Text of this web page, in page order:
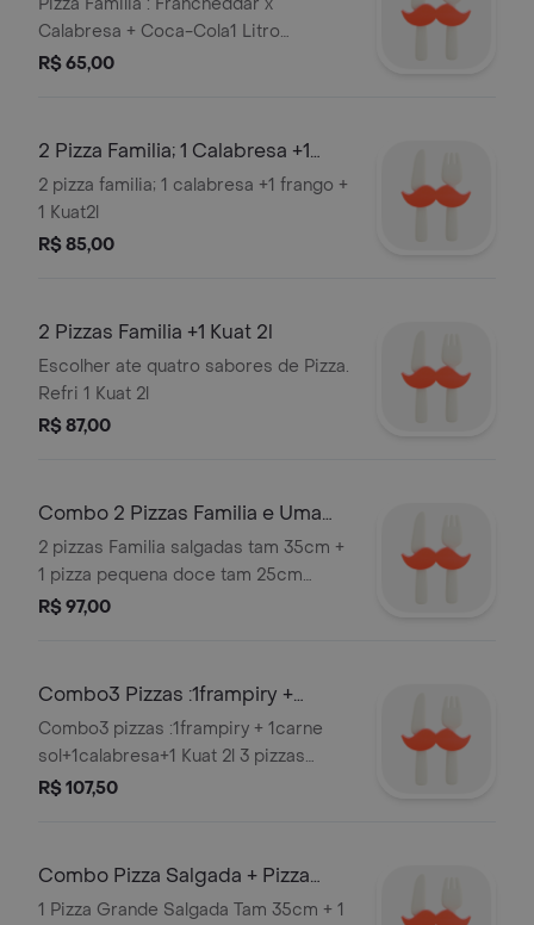
Calabresa + Coca-Cola1 Litro
Tamanho 35cm
R$ 65,00
2 Pizza Familia; 1 Calabresa +1
Frango + 1 Kuat2l
2 pizza familia; 1 calabresa +1 frango +
1 Kuat2l
R$ 85,00
2 Pizzas Familia +1 Kuat 2l
Escolher ate quatro sabores de Pizza.
Refri 1 Kuat 2l
R$ 87,00
Combo 2 Pizzas Familia e Uma
Pequena Doce+Refri 2l
2 pizzas Familia salgadas tam 35cm +
1 pizza pequena doce tam 25cm
Serve 3 pessoas
R$ 97,00
Combo3 Pizzas :1frampiry +
1carne Sol+1calabresa+1 Kuat 2l
Combo3 pizzas :1frampiry + 1carne
sol+1calabresa+1 Kuat 2l 3 pizzas
tamanho 35cm ! Obs Nao Trocamos
R$ 107,50
Combo Pizza Salgada + Pizza
Doce + Refri.
1 Pizza Grande Salgada Tam 35cm + 1